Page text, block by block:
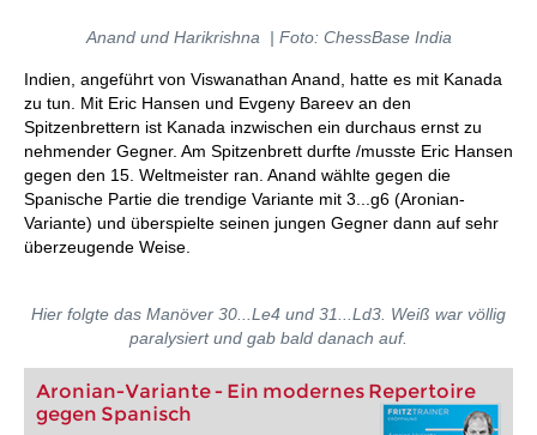
Anand und Harikrishna | Foto: ChessBase India
Indien, angeführt von Viswanathan Anand, hatte es mit Kanada
zu tun. Mit Eric Hansen und Evgeny Bareev an den
Spitzenbrettern ist Kanada inzwischen ein durchaus ernst zu
nehmender Gegner. Am Spitzenbrett durfte /musste Eric Hansen
gegen den 15. Weltmeister ran. Anand wählte gegen die
Spanische Partie die trendige Variante mit 3...g6 (Aronian-
Variante) und überspielte seinen jungen Gegner dann auf sehr
überzeugende Weise.
Hier folgte das Manöver 30...Le4 und 31...Ld3. Weiß war völlig
paralysiert und gab bald danach auf.
Aronian-Variante - Ein modernes Repertoire
gegen Spanisch